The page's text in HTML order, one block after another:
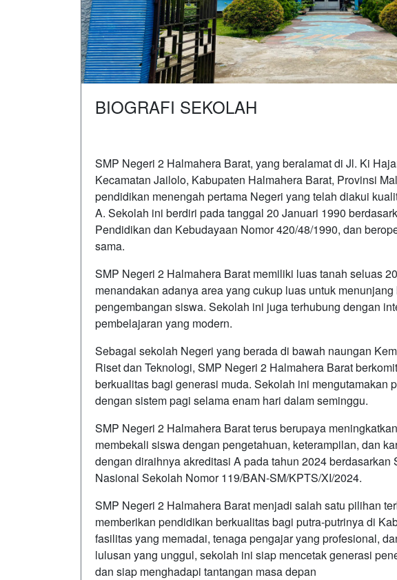
BIOGRAFI SEKOLAH
SMP Negeri 2 Halmahera Barat, yang beralamat di Jl. Ki
Kecamatan Jailolo, Kabupaten Halmahera Barat, Provinsi
pendidikan menengah pertama Negeri yang telah diakui
A. Sekolah ini berdiri pada tanggal 20 Januari 1990
Pendidikan dan Kebudayaan Nomor 420/48/1990, dan
sama.
SMP Negeri 2 Halmahera Barat memiliki luas tanah seluas
menandakan adanya area yang cukup luas untuk
pengembangan siswa. Sekolah ini juga terhubung dengan
pembelajaran yang modern.
Sebagai sekolah Negeri yang berada di bawah naungan
Riset dan Teknologi, SMP Negeri 2 Halmahera Barat
berkualitas bagi generasi muda. Sekolah ini mengutamakan
dengan sistem pagi selama enam hari dalam seminggu.
SMP Negeri 2 Halmahera Barat terus berupaya
membekali siswa dengan pengetahuan, keterampilan, dan
dengan diraihnya akreditasi A pada tahun 2024
Nasional Sekolah Nomor 119/BAN-SM/KPTS/XI/2024.
SMP Negeri 2 Halmahera Barat menjadi salah satu pilihan
memberikan pendidikan berkualitas bagi putra-putrinya di
fasilitas yang memadai, tenaga pengajar yang profesional,
lulusan yang unggul, sekolah ini siap mencetak generasi
dan siap menghadapi tantangan masa depan